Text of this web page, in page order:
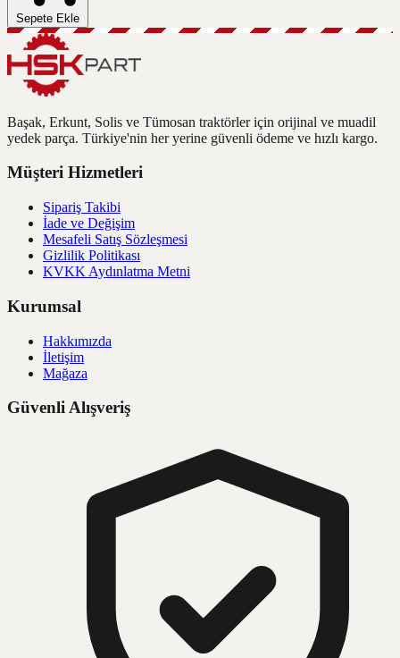
Sepete Ekle
Başak, Erkunt, Solis ve Tümosan traktörler için orijinal ve muadil
yedek parça. Türkiye'nin her yerine güvenli ödeme ve hızlı kargo.
Müşteri Hizmetleri
Sipariş Takibi
İade ve Değişim
Mesafeli Satış Sözleşmesi
Gizlilik Politikası
KVKK Aydınlatma Metni
Kurumsal
Hakkımızda
İletişim
Mağaza
Güvenli Alışveriş